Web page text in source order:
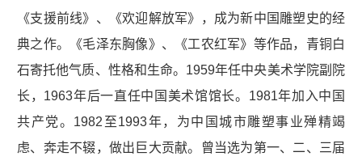
《支援前线》、《欢迎解放军》，成为新中国雕塑史的经
典之作。《毛泽东胸像》、《工农红军》等作品，青铜白
石寄托他气质、性格和生命。1959年任中央美术学院副院
长，1963年后一直任中国美术馆馆长。1981年加入中国
共产党。1982至1993年，为中国城市雕塑事业殚精竭
虑、奔走不辍，做出巨大贡献。曾当选为第一、二、三届